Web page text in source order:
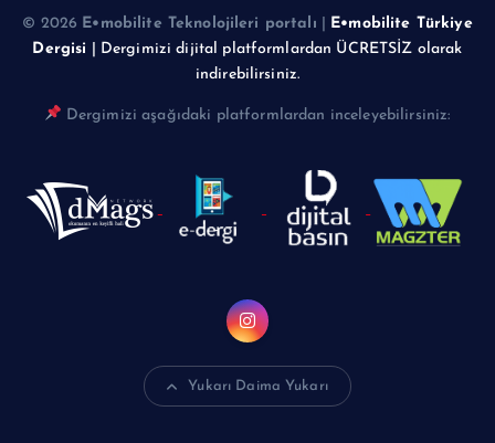
© 2026 E•mobilite Teknolojileri portalı
E•mobilite Türkiye
Dergisi | Dergimizi dijital platformlardan ÜCRETSİZ olarak
indirebilirsiniz.
Dergimizi aşağıdaki platformlardan inceleyebilirsiniz:
Yukarı Daima Yukarı